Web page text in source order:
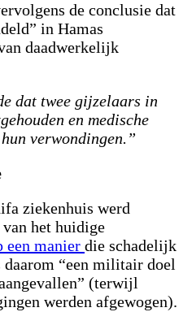
de conclusie dat
in Hamas
daadwerkelijk
dat twee gijzelaars in
en medische
verwondingen.”
ziekenhuis werd
het huidige
een manier die schadelijk
“een militair doel
(terwijl
werden afgewogen).